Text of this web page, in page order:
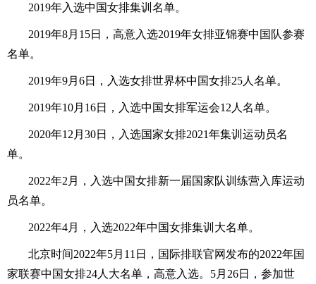
2019年入选中国女排集训名单。
2019年8月15日，高意入选2019年女排亚锦赛中国队参赛
名单。
2019年9月6日，入选女排世界杯中国女排25人名单。
2019年10月16日，入选中国女排军运会12人名单。
2020年12月30日，入选国家女排2021年集训运动员名
单。
2022年2月，入选中国女排新一届国家队训练营入库运动
员名单。
2022年4月，入选2022年中国女排集训大名单。
北京时间2022年5月11日，国际排联官网发布的2022年国
家联赛中国女排24人大名单，高意入选。5月26日，参加世